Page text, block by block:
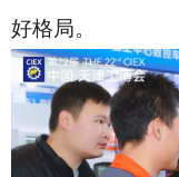
好格局。